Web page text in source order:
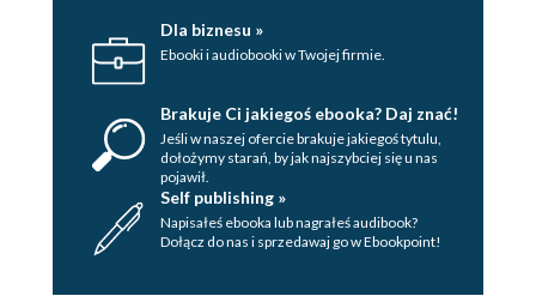
Dla biznesu »
Ebooki i audiobooki w Twojej firmie.
Brakuje Ci jakiegoś ebooka? Daj znać!
Jeśli w naszej ofercie brakuje jakiegoś tytulu,
dołożymy starań, by jak najszybciej się u nas
pojawił.
Self publishing »
Napisałeś ebooka lub nagrałeś audibook?
Dołącz do nas i sprzedawaj go w Ebookpoint!